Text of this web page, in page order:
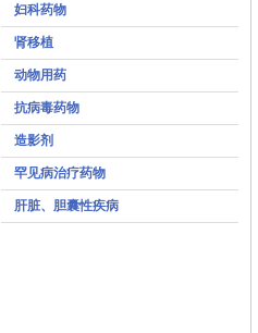
妇科药物
肾移植
动物用药
抗病毒药物
造影剂
罕见病治疗药物
肝脏、胆囊性疾病